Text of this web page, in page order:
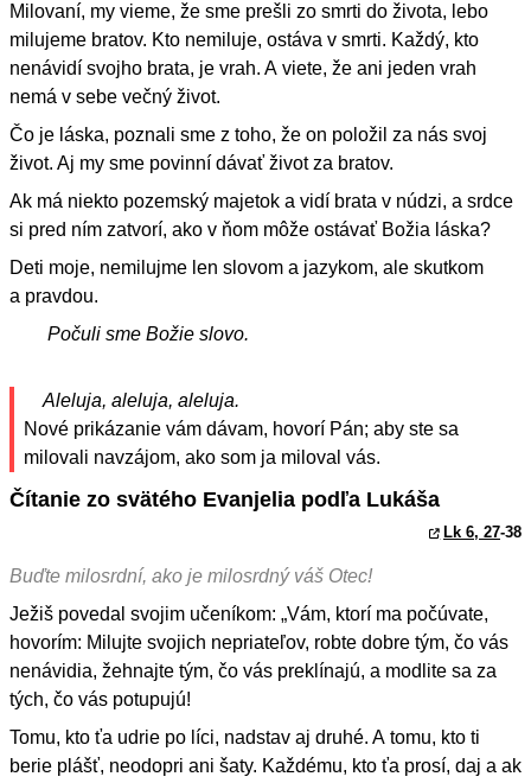
Milovaní, my vieme, že sme prešli zo smrti do života, lebo
milujeme bratov. Kto nemiluje, ostáva v smrti. Každý, kto
nenávidí svojho brata, je vrah. A viete, že ani jeden vrah
nemá v sebe večný život.
Čo je láska, poznali sme z toho, že on položil za nás svoj
život. Aj my sme povinní dávať život za bratov.
Ak má niekto pozemský majetok a vidí brata v núdzi, a srdce
si pred ním zatvorí, ako v ňom môže ostávať Božia láska?
Deti moje, nemilujme len slovom a jazykom, ale skutkom
a pravdou.
Počuli sme Božie slovo.
Aleluja, aleluja, aleluja.
Nové prikázanie vám dávam, hovorí Pán; aby ste sa
milovali navzájom, ako som ja miloval vás.
Čítanie zo svätého Evanjelia podľa Lukáša
Lk 6, 27-38
Buďte milosrdní, ako je milosrdný váš Otec!
Ježiš povedal svojim učeníkom: „Vám, ktorí ma počúvate,
hovorím: Milujte svojich nepriateľov, robte dobre tým, čo vás
nenávidia, žehnajte tým, čo vás preklínajú, a modlite sa za
tých, čo vás potupujú!
Tomu, kto ťa udrie po líci, nadstav aj druhé. A tomu, kto ti
berie plášť, neodopri ani šaty. Každému, kto ťa prosí, daj a ak